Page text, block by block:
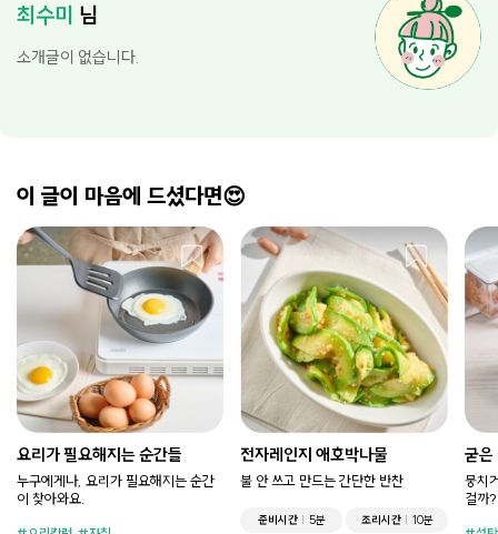
최수미 님
소개글이 없습니다.
이 글이 마음에 드셨다면😍
요리가 필요해지는 순간들
누구에게나, 요리가 필요해지는 순간
이 찾아와요.
전자레인지 애호박나물
불 안 쓰고 만드는 간단한 반찬
준비시간 5분 조리시간 10분
굳은
뭉치
걸까?